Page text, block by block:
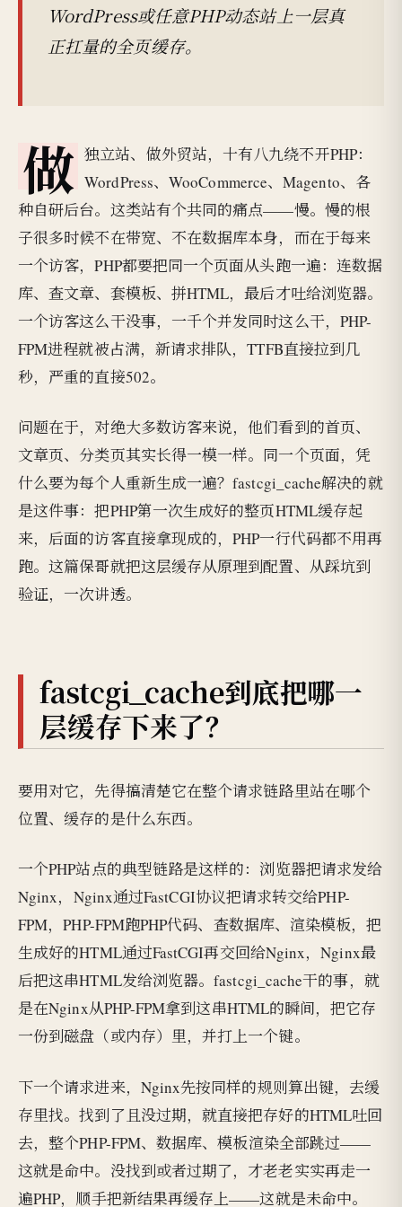
WordPress或任意PHP动态站上一层真
正扛量的全页缓存。
做 独立站、做外贸站，十有八九绕不开PHP：
WordPress、WooCommerce、Magento、各
种自研后台。这类站有个共同的痛点——慢。慢的根
子很多时候不在带宽、不在数据库本身，而在于每来
一个访客，PHP都要把同一个页面从头跑一遍：连数据
库、查文章、套模板、拼HTML，最后才吐给浏览器。
一个访客这么干没事，一千个并发同时这么干，PHP-
FPM进程就被占满，新请求排队，TTFB直接拉到几
秒，严重的直接502。
问题在于，对绝大多数访客来说，他们看到的首页、
文章页、分类页其实长得一模一样。同一个页面，凭
什么要为每个人重新生成一遍？fastcgi_cache解决的就
是这件事：把PHP第一次生成好的整页HTML缓存起
来，后面的访客直接拿现成的，PHP一行代码都不用再
跑。这篇保哥就把这层缓存从原理到配置、从踩坑到
验证，一次讲透。
fastcgi_cache到底把哪一
层缓存下来了？
要用对它，先得搞清楚它在整个请求链路里站在哪个
位置、缓存的是什么东西。
一个PHP站点的典型链路是这样的：浏览器把请求发给
Nginx，Nginx通过FastCGI协议把请求转交给PHP-
FPM，PHP-FPM跑PHP代码、查数据库、渲染模板，把
生成好的HTML通过FastCGI再交回给Nginx，Nginx最
后把这串HTML发给浏览器。fastcgi_cache干的事，就
是在Nginx从PHP-FPM拿到这串HTML的瞬间，把它存
一份到磁盘（或内存）里，并打上一个键。
下一个请求进来，Nginx先按同样的规则算出键，去缓
存里找。找到了且没过期，就直接把存好的HTML吐回
去，整个PHP-FPM、数据库、模板渲染全部跳过——
这就是命中。没找到或者过期了，才老老实实再走一
遍PHP，顺手把新结果再缓存上——这就是未命中。